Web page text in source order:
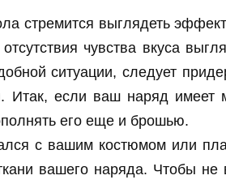
стремится выглядеть
чувства вкуса
ситуации, следует
Итак, если ваш наряд имеет
его еще и брошью.
с вашим костюмом или
вашего наряда. Чтобы не